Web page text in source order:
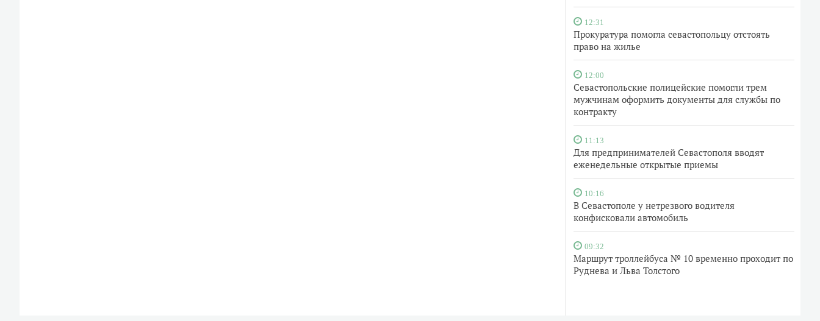
12:31
Прокуратура помогла севастопольцу отстоять
право на жилье
12:00
Севастопольские полицейские помогли трем
мужчинам оформить документы для службы по
контракту
11:13
Для предпринимателей Севастополя вводят
еженедельные открытые приемы
10:16
В Севастополе у нетрезвого водителя
конфисковали автомобиль
09:32
Маршрут троллейбуса № 10 временно проходит по
Руднева и Льва Толстого